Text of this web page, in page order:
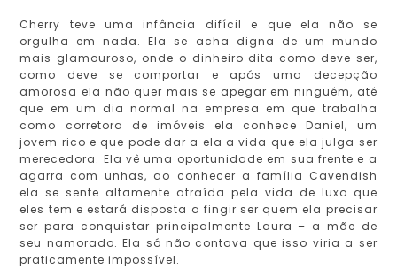
Cherry teve uma infância difícil e que ela não se
orgulha em nada. Ela se acha digna de um mundo
mais glamouroso, onde o dinheiro dita como deve ser,
como deve se comportar e após uma decepção
amorosa ela não quer mais se apegar em ninguém, até
que em um dia normal na empresa em que trabalha
como corretora de imóveis ela conhece Daniel, um
jovem rico e que pode dar a ela a vida que ela julga ser
merecedora. Ela vê uma oportunidade em sua frente e a
agarra com unhas, ao conhecer a família Cavendish
ela se sente altamente atraída pela vida de luxo que
eles tem e estará disposta a fingir ser quem ela precisar
ser para conquistar principalmente Laura – a mãe de
seu namorado. Ela só não contava que isso viria a ser
praticamente impossível.